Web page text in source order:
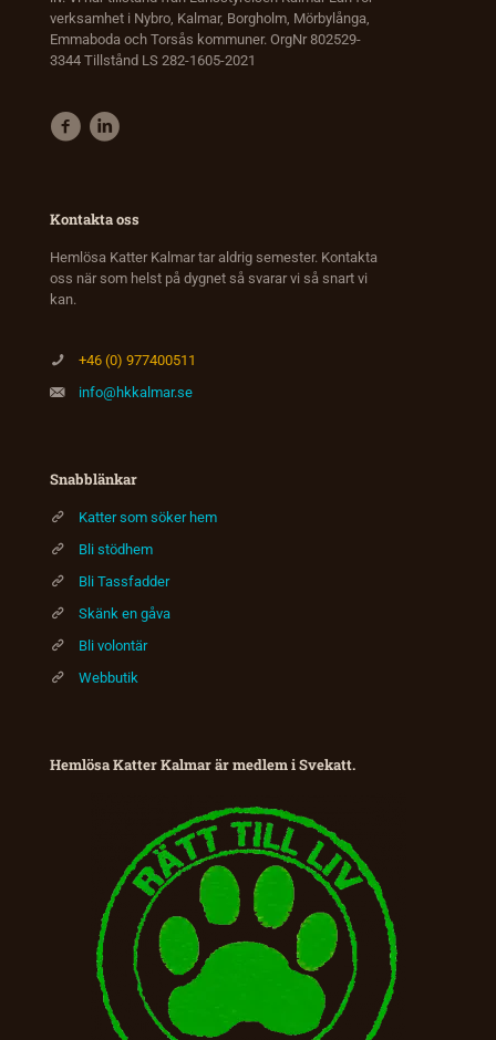
verksamhet i Nybro, Kalmar, Borgholm, Mörbylånga,
Emmaboda och Torsås kommuner. OrgNr 802529-
3344 Tillstånd LS 282-1605-2021
Kontakta oss
Hemlösa Katter Kalmar tar aldrig semester. Kontakta
oss när som helst på dygnet så svarar vi så snart vi
kan.
+46 (0) 977400511
info@hkkalmar.se
Snabblänkar
Katter som söker hem
Bli stödhem
Bli Tassfadder
Skänk en gåva
Bli volontär
Webbutik
Hemlösa Katter Kalmar är medlem i Svekatt.